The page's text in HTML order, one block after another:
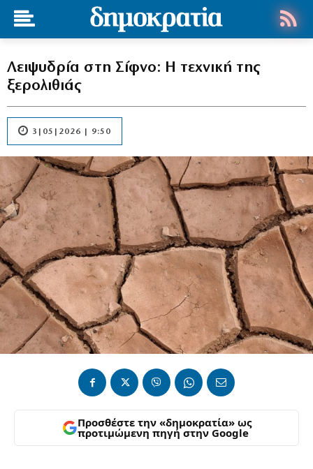
Λειψυδρία στη Σίφνο: Η τεχνική της
ξερολιθιάς
3|05|2026 | 9:50
Προσθέστε την «δημοκρατία» ως
προτιμώμενη πηγή στην Google